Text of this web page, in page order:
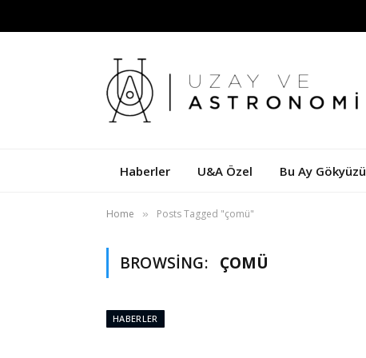
Haberler U&A Özel Bu Ay Gökyüzü
Home » Posts Tagged "çomü"
BROWSING: ÇOMÜ
HABERLER